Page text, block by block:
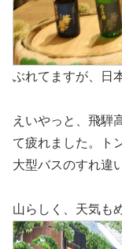
ぶれてますが、日
えいやっと、飛騨
て疲れました。ト
大型バスのすれ違
山らしく、天気も